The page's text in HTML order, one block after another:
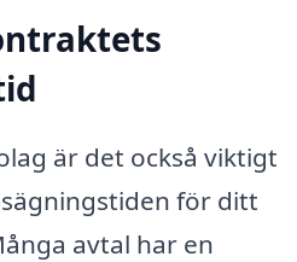
är det också viktigt
för ditt
avtal har en